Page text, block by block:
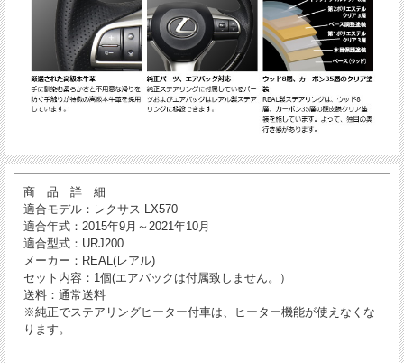
商 品 詳 細
適合モデル ：レクサス LX570
適合年式 ：2015年9月～2021年10月
適合型式 ：URJ200
メーカー ：REAL(レアル)
セット内容 ：1個(エアバックは付属致しません。）
送料 ：通常送料
※純正でステアリングヒーター付車は、ヒーター機能が使えなくな
ります。